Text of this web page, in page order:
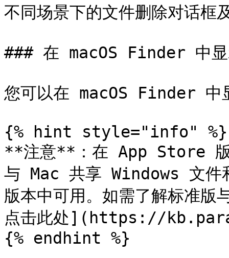
不同场景下的文件删除对话框
### 在 macOS Finder 中
您可以在 macOS Finder 中
{% hint style="info" %}
**注意**：在 App Store
与 Mac 共享 Windows 文
版本中可用。如需了解标准
点击此处](https://
{% endhint %}